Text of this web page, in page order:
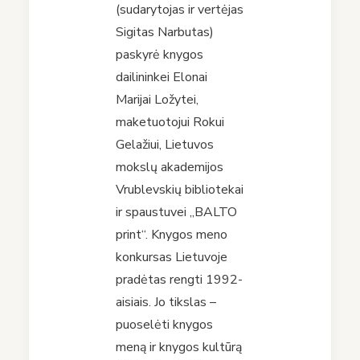
(sudarytojas ir vertėjas
Sigitas Narbutas)
paskyrė knygos
dailininkei Elonai
Marijai Ložytei,
maketuotojui Rokui
Gelažiui, Lietuvos
mokslų akademijos
Vrublevskių bibliotekai
ir spaustuvei „BALTO
print“. Knygos meno
konkursas Lietuvoje
pradėtas rengti 1992-
aisiais. Jo tikslas –
puoselėti knygos
meną ir knygos kultūrą